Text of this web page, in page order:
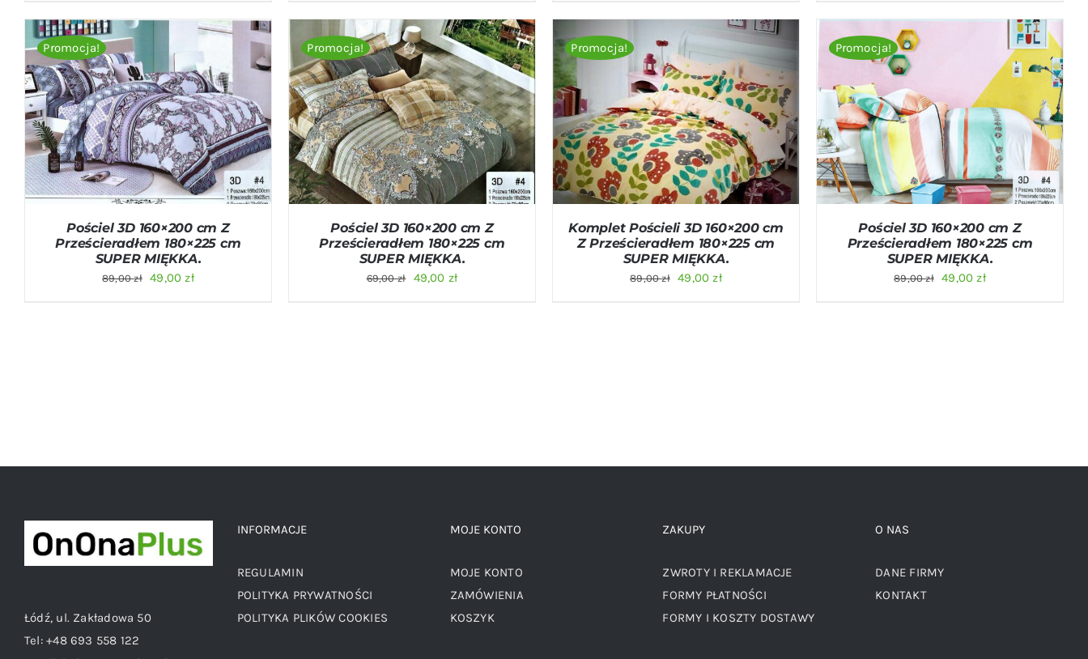
wynosiła:wynosi:
wynosiła:
89,00 zł.
wynosi:
49,00 zł.
wynosiła:
89,00 zł.
wynosi:
49,00 zł.
wynosiła:wynosi:
49,00 zł.
Promocja!
DODAJ DO KOSZYKA / QUICK VIEW
Pościel 3D 160×200 cm Z
Prześcieradłem 180×225 cm
SUPER MIĘKKA.
89,00zł
Pierwotna
49,00złAktualna
Promocja!
DODAJ DO KOSZYKA / QUICK VIEW
Pościel 3D 160×200 cm Z
Prześcieradłem 180×225 cm
SUPER MIĘKKA.
69,00zł
Pierwotna
49,00 złAktualna
Promocja!
DODAJ DO KOSZYKA / QUICK VIEW
Komplet Pościeli 3D 160×200 cm
Z Prześcieradłem 180×225 cm
SUPER MIĘKKA.
89,00zł
Pierwotna
49,00złAktualna
Promocja!
DODAJ DO KOSZYKA / QUICK VIEW
Pościel 3D 160×200 cm Z
Prześcieradłem 180×225 cm
SUPER MIĘKKA.
89,00zł
Pierwotna
49,00złAktualna
Łódź, ul. Zakładowa 50
Tel:+48 693 558 122
INFORMACJE
REGULAMIN
POLITYKA PRYWATNOŚCI
POLITYKA PLIKÓW COOKIES
MOJE KONTO
MOJE KONTO
ZAMÓWIENIA
KOSZYK
ZAKUPY
ZWROTY I REKLAMACJE
FORMY PŁATNOŚCI
FORMY I KOSZTY DOSTAWY
O NAS
DANE FIRMY
KONTAKT